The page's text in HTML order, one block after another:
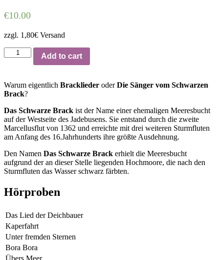
€10.00
zzgl. 1,80€ Versand
Bracklieder
quantity
Add to cart
Warum eigentlich Bracklieder oderDie Sänger vom Schwarzen
Brack?
Das Schwarze Brack ist der Name einer ehemaligen Meeresbucht
auf der Westseite des Jadebusens. Sie entstand durch die zweite
Marcellusflut von 1362 und erreichte mit drei weiteren Sturmfluten
am Anfang des 16.Jahrhunderts ihre größte Ausdehnung.
Den Namen Das Schwarze Brack erhielt die Meeresbucht
aufgrund der an dieser Stelle liegenden Hochmoore, die nach den
Sturmfluten das Wasser schwarz färbten.
Hörproben
Das Lied der Deichbauer
Kaperfahrt
Unter fremden Sternen
Bora Bora
Übers Meer